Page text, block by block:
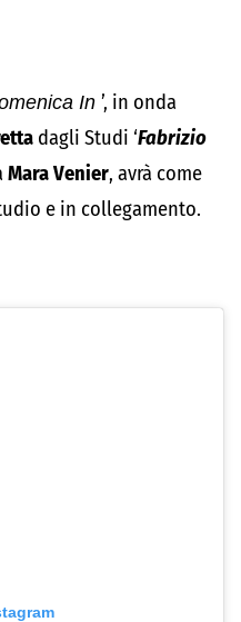
In ’, in onda
dagli Studi ‘Fabrizio
Mara Venier, avrà come
e in collegamento.